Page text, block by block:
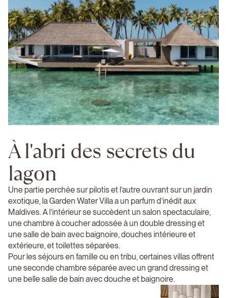
À l'abri des secrets du
lagon
Une partie perchée sur pilotis et l’autre ouvrant sur un jardin
exotique, la Garden Water Villa a un parfum d’inédit aux
Maldives. A l’intérieur se succèdent un salon spectaculaire,
une chambre à coucher adossée à un double dressing et
une salle de bain avec baignoire, douches intérieure et
extérieure, et toilettes séparées.
Pour les séjours en famille ou en tribu, certaines villas offrent
une seconde chambre séparée avec un grand dressing et
une belle salle de bain avec douche et baignoire.